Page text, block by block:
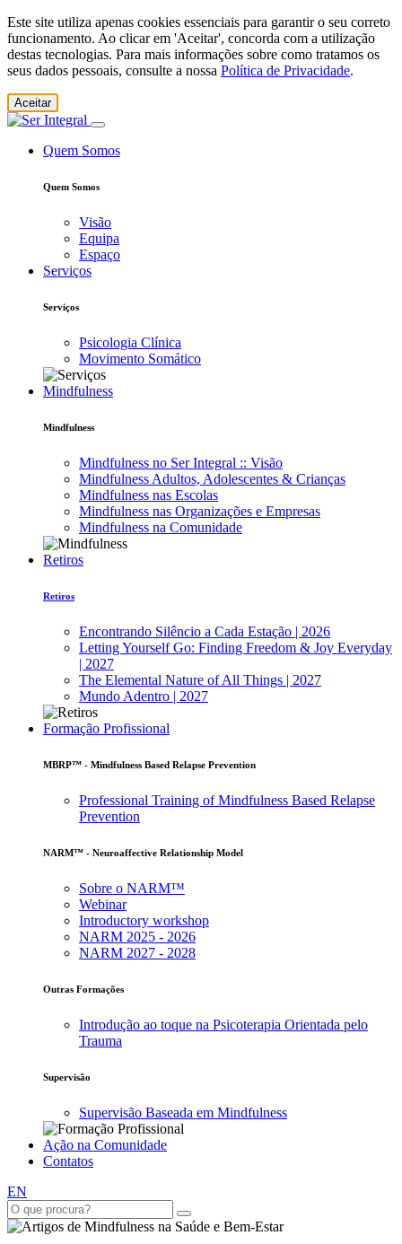
Este site utiliza apenas cookies essenciais para garantir o seu correto
funcionamento. Ao clicar em 'Aceitar', concorda com a utilização
destas tecnologias. Para mais informações sobre como tratamos os
seus dados pessoais, consulte a nossa Política de Privacidade.
Aceitar
Quem Somos
Quem Somos
Visão
Equipa
Espaço
Serviços
Serviços
Psicologia Clínica
Movimento Somático
Mindfulness
Mindfulness
Mindfulness no Ser Integral :: Visão
Mindfulness Adultos, Adolescentes & Crianças
Mindfulness nas Escolas
Mindfulness nas Organizações e Empresas
Mindfulness na Comunidade
Retiros
Retiros
Encontrando Silêncio a Cada Estação | 2026
Letting Yourself Go: Finding Freedom & Joy Everyday
| 2027
The Elemental Nature of All Things | 2027
Mundo Adentro | 2027
Formação Profissional
MBRP™ - Mindfulness Based Relapse Prevention
Professional Training of Mindfulness Based Relapse
Prevention
NARM™ - Neuroaffective Relationship Model
Sobre o NARM™
Webinar
Introductory workshop
NARM 2025 - 2026
NARM 2027 - 2028
Outras Formações
Introdução ao toque na Psicoterapia Orientada pelo
Trauma
Supervisão
Supervisão Baseada em Mindfulness
Ação na Comunidade
Contatos
EN